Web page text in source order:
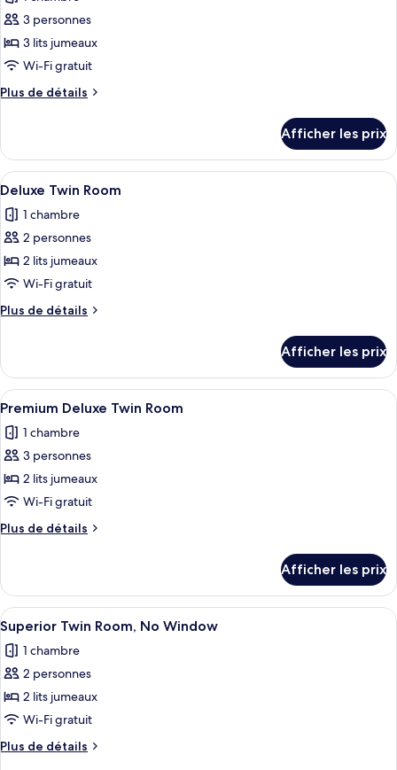
photos
pour
ce
type
de
Premium
Deluxe
Triple
3 personnes
3 lits jumeaux
Wi-Fi gratuit
Plus de détails
Plus
Premium
Deluxe
Triple
Afficher les prix
Afficher
toutes
les
photos
pour
ce
type
de
Deluxe
Twin
Room
Une chambre d’hôtel avec deux lits,
6
Deluxe Twin Room
1 chambre
2 personnes
2 lits jumeaux
Wi-Fi gratuit
Plus de détails
Plus
Deluxe
Twin
Room
Afficher les prix
Afficher
toutes
les
photos
pour
ce
type
de
Premium
Deluxe
Twin
Room
Une chambre d’hôtel avec deux lits,
5
Premium Deluxe Twin Room
1 chambre
3 personnes
2 lits jumeaux
Wi-Fi gratuit
Plus de détails
Plus
Premium
Deluxe
Twin
Room
Afficher les prix
Afficher
toutes
les
photos
pour
ce
type
de
Une chambre d’hôtel avec deux
3
Superior Twin Room, No Window
1 chambre
2 personnes
2 lits jumeaux
Wi-Fi gratuit
Plus de détails
Plus